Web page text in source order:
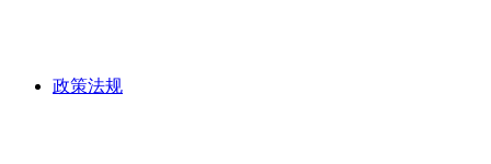
政策法规